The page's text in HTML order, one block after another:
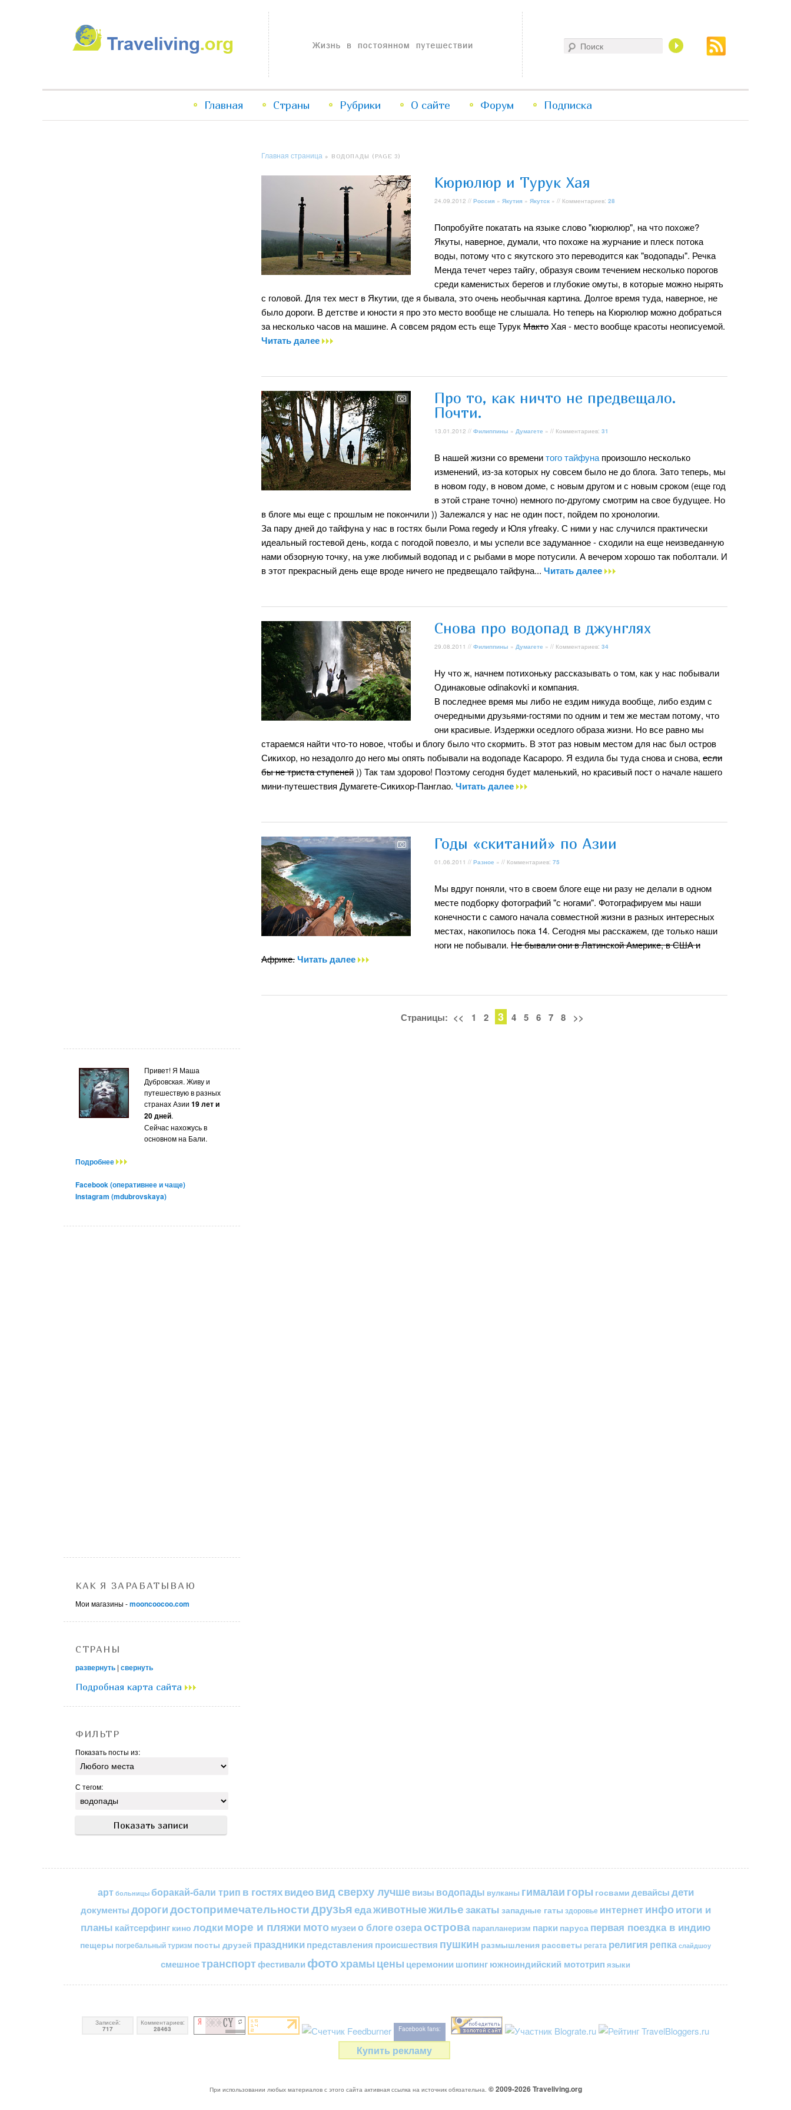
Traveliving
Жизнь в постоянном путешествии
Перейти
содержимому
Перейти
содержимому
Главная Страны Рубрики О сайте Форум Подписка
Главная страница » ВОДОПАДЫ (PAGE 3)
Кюрюлюр и Турук Хая
24.09.2012 // Россия » Якутия » Якутск » // Комментариев: 28
Попробуйте покатать на языке слово "кюрюлюр", на что похоже?
Якуты, наверное, думали, что похоже на журчание и плеск потока
воды, потому что с якутского это переводится как "водопады". Речка
Менда течет через тайгу, образуя своим течением несколько порогов
среди каменистых берегов и глубокие омуты, в которые можно нырять
с головой. Для тех мест в Якутии, где я бывала, это очень необычная картина. Долгое время туда, наверное, не
было дороги. В детстве и юности я про это место вообще не слышала. Но теперь на Кюрюлюр можно добраться
за несколько часов на машине. А совсем рядом есть еще ТурукМактоХая - место вообще красоты неописуемой.
Читать далее
Про то, как ничто не предвещало.
Почти.
13.01.2012 // Филиппины » Думагете » // Комментариев: 31
В нашей жизни со временитого тайфуна произошло несколько
изменений, из-за которых ну совсем было не до блога. Зато теперь, мы
в новом году, в новом доме, с новым другом и с новым сроком (еще год
в этой стране точно) немного по-другому смотрим на свое будущее. Но
в блоге мы еще с прошлым не покончили )) Залежался у нас не один пост, пойдем по хронологии.
За пару дней до тайфуна у нас в гостях были Рома regedy и Юля yfreaky. С ними у нас случился практически
идеальный гостевой день, когда с погодой повезло, и мы успели все задуманное - сходили на еще неизведанную
нами обзорную точку, на уже любимый водопад и с рыбами в море потусили. А вечером хорошо так поболтали. И
в этот прекрасный день еще вроде ничего не предвещало тайфуна... Читать далее
Снова про водопад в джунглях
29.08.2011 // Филиппины » Думагете » // Комментариев: 34
Ну что ж, начнем потихоньку рассказывать о том, как у нас побывали
Одинаковые odinakovki и компания.
В последнее время мы либо не ездим никуда вообще, либо ездим с
очередными друзьями-гостями по одним и тем же местам потому, что
они красивые. Издержки оседлого образа жизни. Но все равно мы
стараемся найти что-то новое, чтобы и блогу было что скормить. В этот раз новым местом для нас был остров
Сикихор, но незадолго до него мы опять побывали на водопаде Касароро. Я ездила бы туда снова и снова, если
бы не триста ступеней)) Так там здорово! Поэтому сегодня будет маленький, но красивый пост о начале нашего
мини-путешествия Думагете-Сикихор-Панглао. Читать далее
Годы «скитаний» по Азии
01.06.2011 // Разное » // Комментариев: 75
Мы вдруг поняли, что в своем блоге еще ни разу не делали в одном
месте подборку фотографий "с ногами". Фотографируем мы наши
конечности с самого начала совместной жизни в разных интересных
местах, накопилось пока 14. Сегодня мы расскажем, где только наши
ноги не побывали. Не бывали они в Латинской Америке, в США и
Африке.Читать далее
Страницы: << 1 2 3 4 5 6 7 8 >>
Привет! Я Маша
Дубровская. Живу и
путешествую в разных
странах Азии 19 лет и
20 дней.
Сейчас нахожусь в
основном на Бали.
Подробнее
Facebook (оперативнее и чаще)
Instagram (mdubrovskaya)
КАК Я ЗАРАБАТЫВАЮ
Мои магазины -mooncoocoo.com
СТРАНЫ
развернуть | свернуть
Подробная карта сайта
ФИЛЬТР
Показать посты из:
С тегом:
арт больницы боракай-бали трип в гостяхвидеовид сверху лучше визы водопады вулканы гималаи горы госвами девайсы дети
документыдорогидостопримечательностидрузьяедаживотныежильезакаты западные гаты здоровье интернетинфоитоги и
планы кайтсерфинг кино лодкиморе и пляжимото музеи о блогеозераострова парапланеризм парки паруса первая поездка в индию
пещеры погребальный туризм посты друзей праздникипредставления происшествия пушкин размышления рассветы регата религия репка слайдшоу
смешноетранспортфестивали фотохрамы цены церемонии шопингюжноиндийский мототрип языки
Записей:
717
Комментариев:
28463 Facebook fans:
Купить рекламу
При использовании любых материалов с этого сайта активная ссылка на источник обязательна. © 2009-2026Traveliving.org